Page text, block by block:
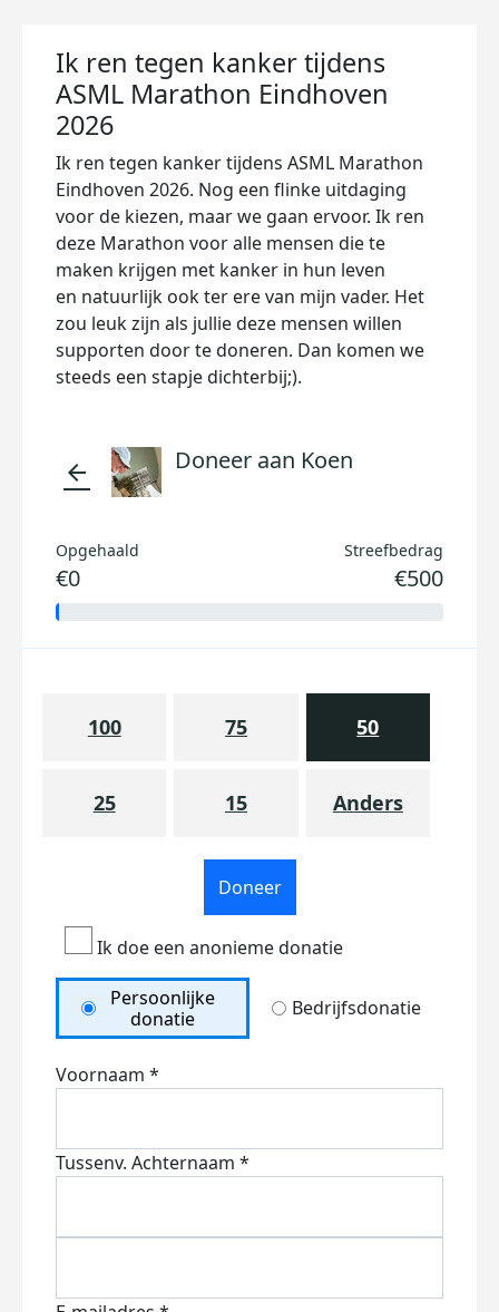
Ik ren tegen kanker tijdens
ASML Marathon Eindhoven
2026
Ik ren tegen kanker tijdens ASML Marathon
Eindhoven 2026. Nog een flinke uitdaging
voor de kiezen, maar we gaan ervoor. Ik ren
deze Marathon voor alle mensen die te
maken krijgen met kanker in hun leven
en natuurlijk ook ter ere van mijn vader. Het
zou leuk zijn als jullie deze mensen willen
supporten door te doneren. Dan komen we
steeds een stapje dichterbij;).
arrow_back Doneer aan Koen
Opgehaald
€0
Streefbedrag
€500
100 75 50
25 15 Anders
Doneer
Ik doe een anonieme donatie
Persoonlijke
donatie
Bedrijfsdonatie
Voornaam *
Tussenv. Achternaam *